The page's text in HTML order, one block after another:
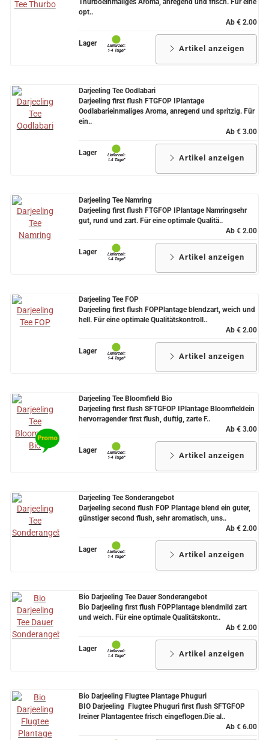
Thurboeinmaliges Aroma, anregend und frisch. Für eine
opt..
Ab € 2.00
Lager
Artikel anzeigen
Darjeeling Tee Oodlabari
Darjeeling first flush FTGFOP IPlantage
Oodlabarieinmaliges Aroma, anregend und spritzig. Für
ein..
Ab € 3.00
Lager
Artikel anzeigen
Darjeeling Tee Namring
Darjeeling first flush FTGFOP IPlantage Namringsehr
gut, rund und zart. Für eine optimale Qualitä..
Ab € 2.00
Lager
Artikel anzeigen
Darjeeling Tee FOP
Darjeeling first flush FOPPlantage blendzart, weich und
hell. Für eine optimale Qualitätskontroll..
Ab € 2.00
Lager
Artikel anzeigen
Darjeeling Tee Bloomfield Bio
Darjeeling first flush SFTGFOP IPlantage Bloomfieldein
hervorragender first flush, duftig, zarte F..
Ab € 3.00
Lager
Artikel anzeigen
Darjeeling Tee Sonderangebot
Darjeeling second flush FOP Plantage blend ein guter,
günstiger second flush, sehr aromatisch, uns..
Ab € 2.00
Lager
Artikel anzeigen
Bio Darjeeling Tee Dauer Sonderangebot
Bio Darjeeling first flush FOPPlantage blendmild zart
und weich. Für eine optimale Qualitätskontr..
Ab € 2.00
Lager
Artikel anzeigen
Bio Darjeeling Flugtee Plantage Phuguri
BIO Darjeeling Flugtee Phuguri first flush SFTGFOP
Ireiner Plantagentee frisch eingeflogen.Die al..
Ab € 6.00